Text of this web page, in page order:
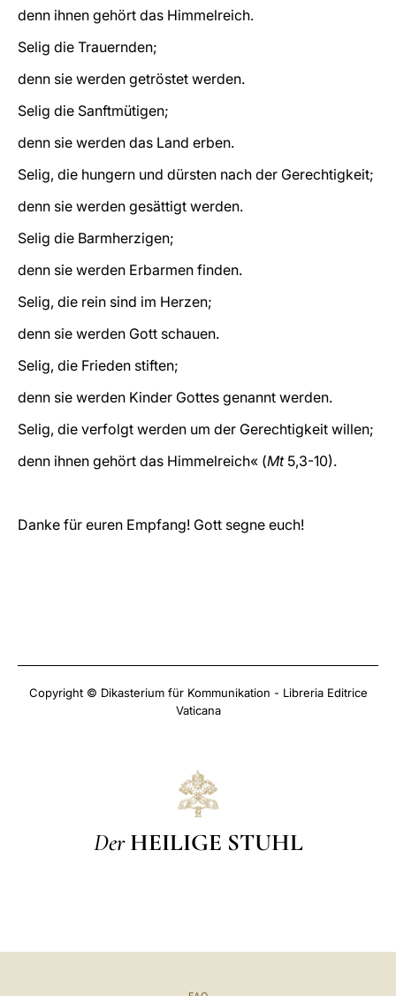
denn ihnen gehört das Himmelreich.
Selig die Trauernden;
denn sie werden getröstet werden.
Selig die Sanftmütigen;
denn sie werden das Land erben.
Selig, die hungern und dürsten nach der Gerechtigkeit;
denn sie werden gesättigt werden.
Selig die Barmherzigen;
denn sie werden Erbarmen finden.
Selig, die rein sind im Herzen;
denn sie werden Gott schauen.
Selig, die Frieden stiften;
denn sie werden Kinder Gottes genannt werden.
Selig, die verfolgt werden um der Gerechtigkeit willen;
denn ihnen gehört das Himmelreich« (Mt5,3-10).
Danke für euren Empfang! Gott segne euch!
Copyright © Dikasterium für Kommunikation - Libreria Editrice
Vaticana
Der HEILIGE STUHL